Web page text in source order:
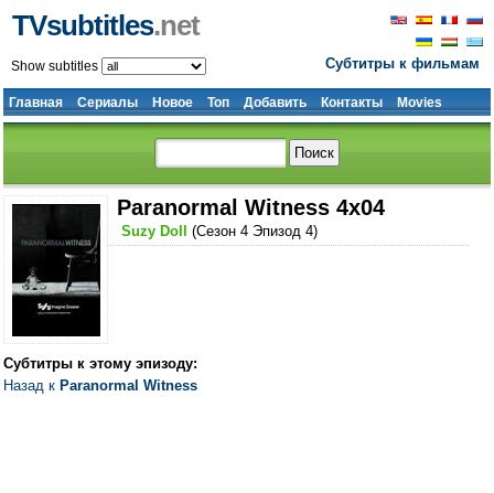
Субтитры к фильмам
TVsubtitles.net
Главная Сериалы Новое Топ Добавить Контакты Movies
Show subtitles
Paranormal Witness 4x04
Suzy Doll (Сезон 4 Эпизод 4)
Субтитры к этому эпизоду:
Назад к Paranormal Witness